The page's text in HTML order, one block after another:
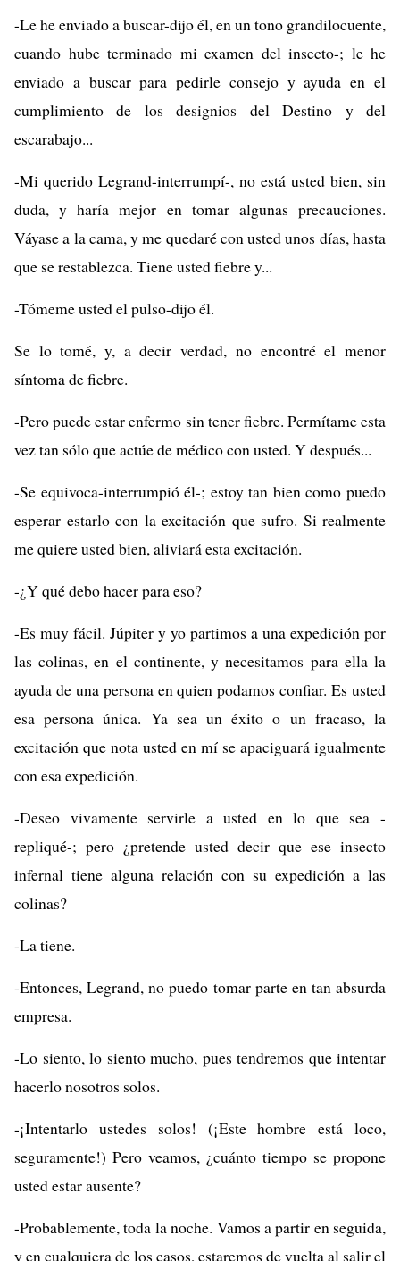
-Le he enviado a buscar-dijo él, en un tono grandilocuente,
cuando hube terminado mi examen del insecto-; le he
enviado a buscar para pedirle consejo y ayuda en el
cumplimiento de los designios del Destino y del
escarabajo...
-Mi querido Legrand-interrumpí-, no está usted bien, sin
duda, y haría mejor en tomar algunas precauciones.
Váyase a la cama, y me quedaré con usted unos días, hasta
que se restablezca. Tiene usted fiebre y...
-Tómeme usted el pulso-dijo él.
Se lo tomé, y, a decir verdad, no encontré el menor
síntoma de fiebre.
-Pero puede estar enfermo sin tener fiebre. Permítame esta
vez tan sólo que actúe de médico con usted. Y después...
-Se equivoca-interrumpió él-; estoy tan bien como puedo
esperar estarlo con la excitación que sufro. Si realmente
me quiere usted bien, aliviará esta excitación.
-¿Y qué debo hacer para eso?
-Es muy fácil. Júpiter y yo partimos a una expedición por
las colinas, en el continente, y necesitamos para ella la
ayuda de una persona en quien podamos confiar. Es usted
esa persona única. Ya sea un éxito o un fracaso, la
excitación que nota usted en mí se apaciguará igualmente
con esa expedición.
-Deseo vivamente servirle a usted en lo que sea -
repliqué-; pero ¿pretende usted decir que ese insecto
infernal tiene alguna relación con su expedición a las
colinas?
-La tiene.
-Entonces, Legrand, no puedo tomar parte en tan absurda
empresa.
-Lo siento, lo siento mucho, pues tendremos que intentar
hacerlo nosotros solos.
-¡Intentarlo ustedes solos! (¡Este hombre está loco,
seguramente!) Pero veamos, ¿cuánto tiempo se propone
usted estar ausente?
-Probablemente, toda la noche. Vamos a partir en seguida,
y en cualquiera de los casos, estaremos de vuelta al salir el